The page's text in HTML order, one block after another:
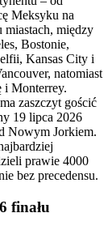
Meksyku na
miastach, między
Bostonie,
Kansas City i
natomiast
i Monterrey.
zaszczyt gościć
19 lipca 2026
Nowym Jorkiem.
prawie 4000
bez precedensu.
finału